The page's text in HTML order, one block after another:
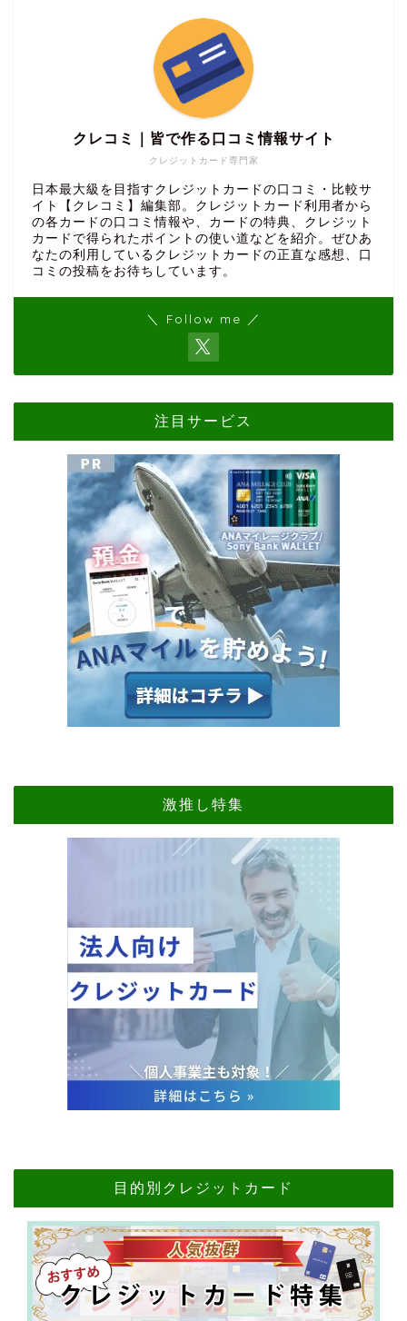
クレジットカード専門家
クレコミ｜皆で作る口コミ情報サイト
日本最大級を目指すクレジットカードの口コミ・比較サ
イト【クレコミ】編集部。クレジットカード利用者から
の各カードの口コミ情報や、カードの特典、クレジット
カードで得られたポイントの使い道などを紹介。ぜひあ
なたの利用しているクレジットカードの正直な感想、口
コミの投稿をお待ちしています。
＼ Follow me ／
注目サービス
激推し特集
目的別クレジットカード